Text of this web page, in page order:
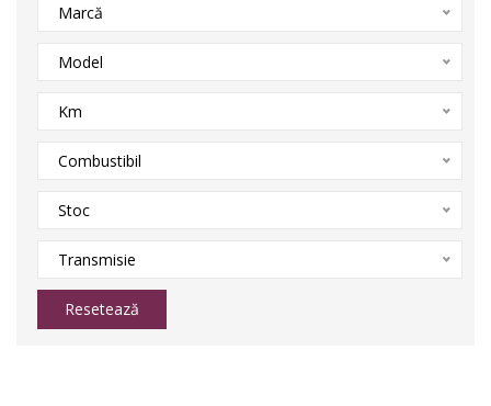
Marcă
Model
Km
Combustibil
Stoc
Transmisie
Resetează